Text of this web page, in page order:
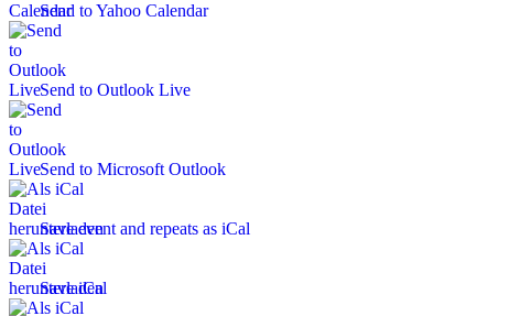
Send to Yahoo Calendar
Send to Outlook Live
Send to Microsoft Outlook
Save event and repeats as iCal
Save iCal